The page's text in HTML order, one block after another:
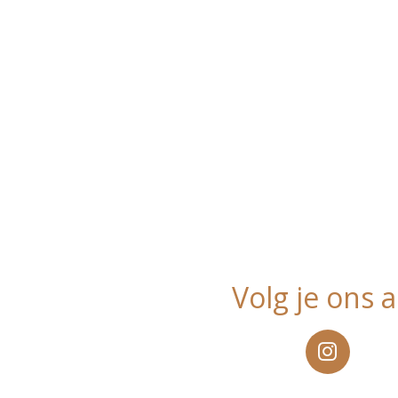
Volg je ons
I
n